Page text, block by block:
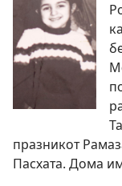
празникот
Пасхата. Дома